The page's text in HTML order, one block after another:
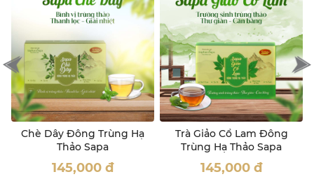
Trà Giảo Cổ Lam Đông
Trùng Hạ Thảo Sapa
145,000đ
Đông Trùng Hạ Thảo Định
Áp Trà
145,000đ